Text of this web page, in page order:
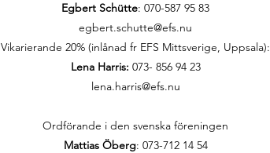
Egbert Schütte: 070-587 95 83
egbert.schutte@efs.nu
Vikarierande 20% (inlånad fr EFS Mittsverige, Uppsala):
Lena Harris: 073- 856 94 23
lena.harris@efs.nu
Ordförande i den svenska föreningen
Mattias Öberg: 073-712 14 54